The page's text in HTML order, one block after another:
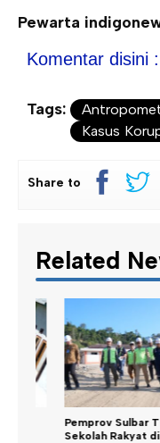
Pewarta
Komentar disini :
Tags:
Kasus
Share to
Related
Pemprov Sulbar Tinjau
Sekolah Rakyat di ...